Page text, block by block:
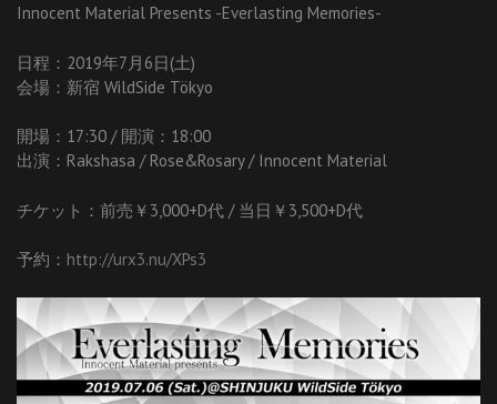
Innocent Material Presents -Everlasting Memories-
日程：2019年7月6日(土)
会場：新宿 WildSide Tökyo
開場：17:30 / 開演：18:00
出演：Rakshasa / Rose&Rosary / Innocent Material
チケット：前売￥3,000+D代 / 当日￥3,500+D代
予約： http://urx3.nu/XPs3